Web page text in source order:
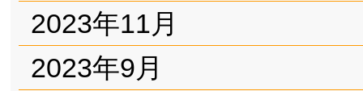
2023年11月
2023年9月